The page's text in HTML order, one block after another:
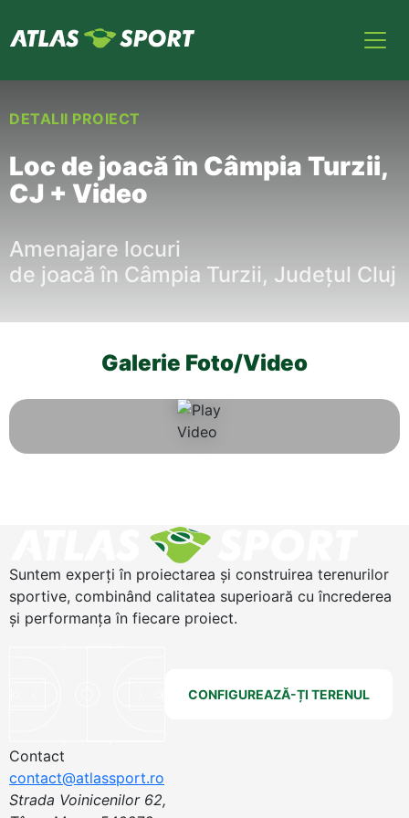
DETALII PROIECT
Loc de joacă în Câmpia Turzii,
CJ + Video
Amenajare locuri
de joacă în Câmpia Turzii, Județul Cluj
Galerie Foto/Video
Suntem experți în proiectarea și construirea terenurilor
sportive, combinând calitatea superioară cu încrederea
și performanța în fiecare proiect.
CONFIGUREAZĂ-ȚI TERENUL
Contact
contact@atlassport.ro
Strada Voinicenilor 62,